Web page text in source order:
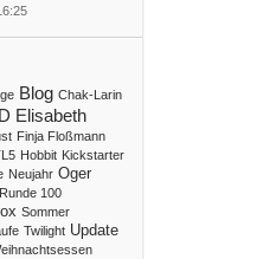
Blog Chak-Larin
Elisabeth
Finja Floßmann
Hobbit Kickstarter
Neujahr Oger
Runde 100
Sommer
Twilight Update